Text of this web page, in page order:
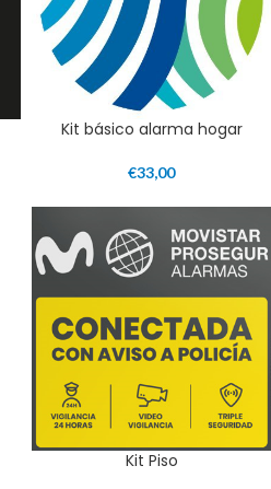
Kit básico alarma hogar
€33,00
Kit Piso